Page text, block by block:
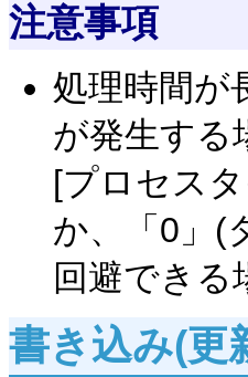
注意事項
処理時間が
が発生する
[プロセス
か、「0」(
回避できる
書き込み(更